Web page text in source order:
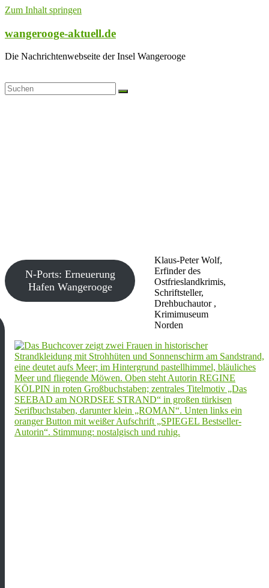
Zum Inhalt springen
wangerooge-aktuell.de
Die Nachrichtenwebseite der Insel Wangerooge
Klaus-Peter Wolf,
Erfinder des
Ostfrieslandkrimis,
Schriftsteller,
Drehbuchautor ,
Krimimuseum
Norden
N-Ports: Erneuerung
Hafen Wangerooge